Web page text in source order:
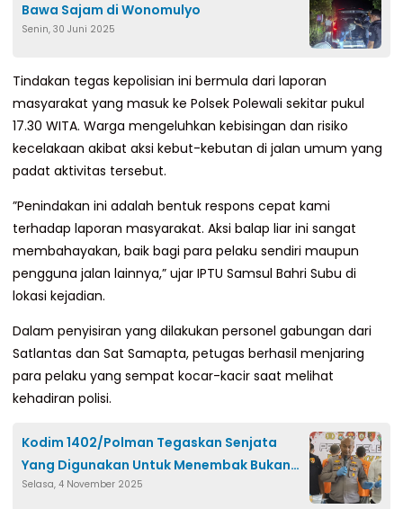
Bawa Sajam di Wonomulyo
Senin, 30 Juni 2025
​Tindakan tegas kepolisian ini bermula dari laporan
masyarakat yang masuk ke Polsek Polewali sekitar pukul
17.30 WITA. Warga mengeluhkan kebisingan dan risiko
kecelakaan akibat aksi kebut-kebutan di jalan umum yang
padat aktivitas tersebut.
​”Penindakan ini adalah bentuk respons cepat kami
terhadap laporan masyarakat. Aksi balap liar ini sangat
membahayakan, baik bagi para pelaku sendiri maupun
pengguna jalan lainnya,” ujar IPTU Samsul Bahri Subu di
lokasi kejadian.
​Dalam penyisiran yang dilakukan personel gabungan dari
Satlantas dan Sat Samapta, petugas berhasil menjaring
para pelaku yang sempat kocar-kacir saat melihat
kehadiran polisi.
Kodim 1402/Polman Tegaskan Senjata
Yang Digunakan Untuk Menembak Bukan
Milik TNI
Selasa, 4 November 2025